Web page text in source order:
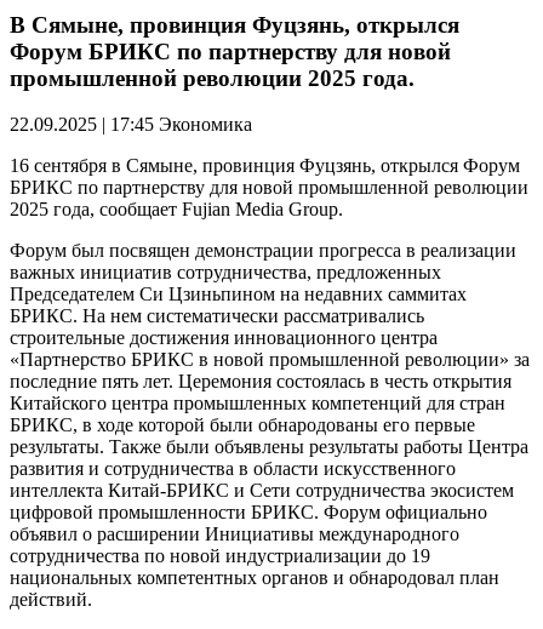
В Сямыне, провинция Фуцзянь, открылся
Форум БРИКС по партнерству для новой
промышленной революции 2025 года.
22.09.2025 | 17:45 Экономика
16 сентября в Сямыне, провинция Фуцзянь, открылся Форум
БРИКС по партнерству для новой промышленной революции
2025 года, сообщает Fujian Media Group.
Форум был посвящен демонстрации прогресса в реализации
важных инициатив сотрудничества, предложенных
Председателем Си Цзиньпином на недавних саммитах
БРИКС. На нем систематически рассматривались
строительные достижения инновационного центра
«Партнерство БРИКС в новой промышленной революции» за
последние пять лет. Церемония состоялась в честь открытия
Китайского центра промышленных компетенций для стран
БРИКС, в ходе которой были обнародованы его первые
результаты. Также были объявлены результаты работы Центра
развития и сотрудничества в области искусственного
интеллекта Китай-БРИКС и Сети сотрудничества экосистем
цифровой промышленности БРИКС. Форум официально
объявил о расширении Инициативы международного
сотрудничества по новой индустриализации до 19
национальных компетентных органов и обнародовал план
действий.